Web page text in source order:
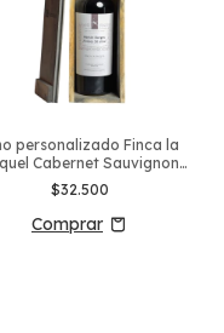
personalizado Finca la
Cabernet Sauvignon
con estuche
$32.500